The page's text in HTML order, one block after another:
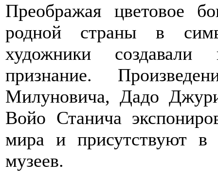
Преображая цветовое
родной страны в
художники
признание.
Милуновича, Дадо
Войо Станича
мира и присутствуют в
музеев.